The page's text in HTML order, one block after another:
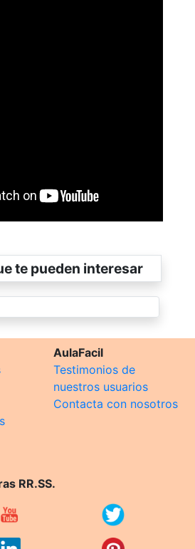
te pueden interesar
AulaFacil
Testimonios de
nuestros usuarios
Contacta con nosotros
RR.SS.